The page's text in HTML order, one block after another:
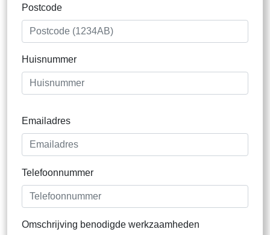
Postcode
Huisnummer
Emailadres
Telefoonnummer
Omschrijving benodigde werkzaamheden